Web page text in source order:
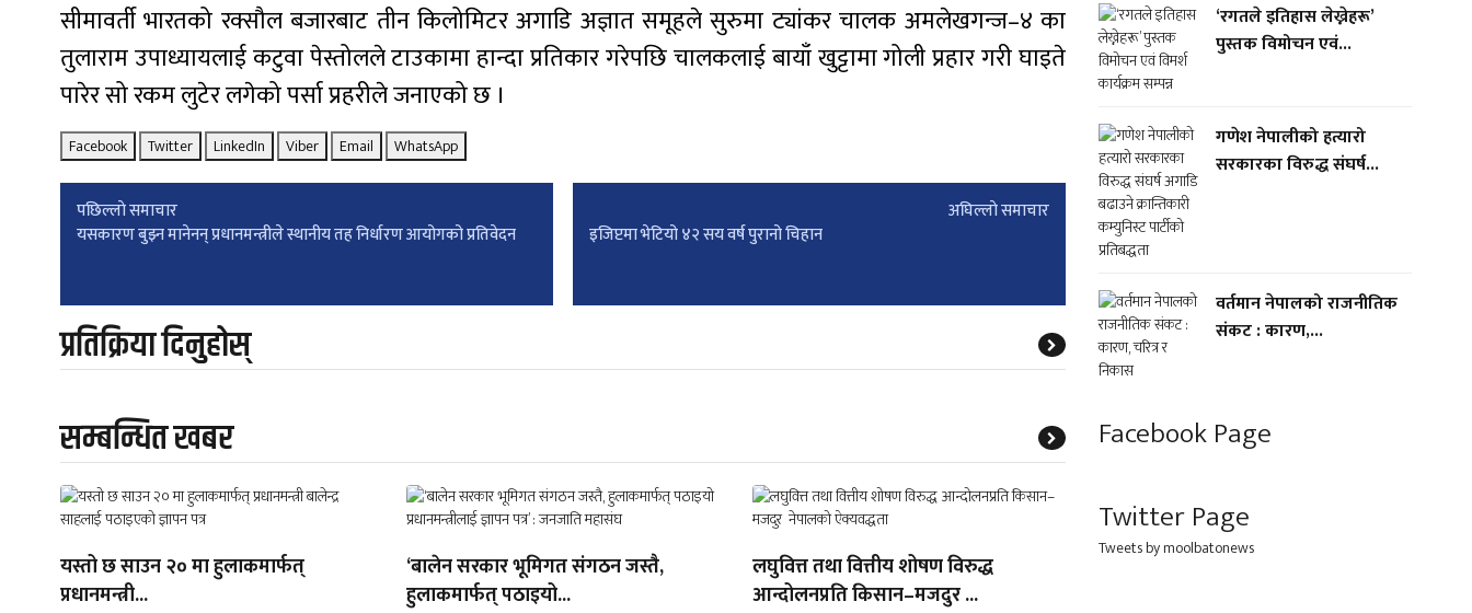
सीमावर्ती भारतको रक्सौल बजारबाट तीन किलोमिटर अगाडि अज्ञात समूहले सुरुमा ट्यांकर चालक अमलेखगन्ज–४ का
तुलाराम उपाध्यायलाई कटुवा पेस्तोलले टाउकामा हान्दा प्रतिकार गरेपछि चालकलाई बायाँ खुट्टामा गोली प्रहार गरी घाइते
पारेर सो रकम लुटेर लगेको पर्सा प्रहरीले जनाएको छ ।
Facebook Twitter LinkedIn Viber Email WhatsApp
Post
पछिल्लाे समाचार
यसकारण बुझ्न मानेनन् प्रधानमन्त्रीले स्थानीय तह निर्धारण आयोगको प्रतिवेदन
अघिल्लाे समाचार
इजिप्टमा भेटियो ४२ सय वर्ष पुरानो चिहान
प्रतिक्रिया दिनुहोस्
सम्बन्धित खबर
यस्तो छ साउन २० मा हुलाकमार्फत्
प्रधानमन्त्री...
‘बालेन सरकार भूमिगत संगठन जस्तै,
हुलाकमार्फत् पठाइयो...
लघुवित्त तथा वित्तीय शोषण विरुद्ध
आन्दोलनप्रति किसान–मजदुर ...
‘रगतले इतिहास लेख्नेहरू’
पुस्तक विमोचन एवं...
गणेश नेपालीको हत्यारो
सरकारका विरुद्ध संघर्ष...
वर्तमान नेपालको राजनीतिक
संकट : कारण,...
Facebook Page
Twitter Page
Tweets by moolbatonews